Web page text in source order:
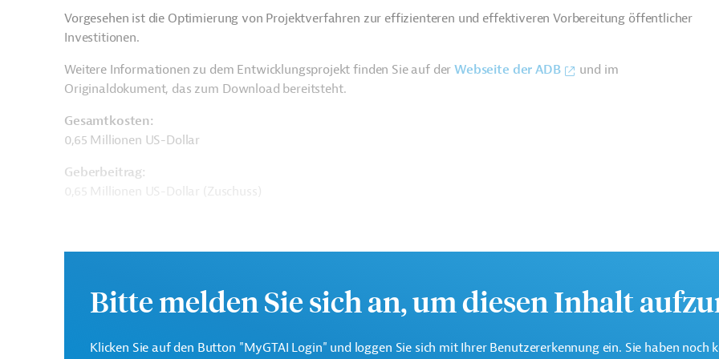
Vorgesehen ist die Optimierung von Projektverfahren zur effizienteren und effektiveren Vorbereitung öffentlicher
Investitionen.
Weitere Informationen zu dem Entwicklungsprojekt finden Sie auf derWebseite der ADB
und im
Originaldokument, das zum Download bereitsteht.
Gesamtkosten:
0,65 Millionen US-Dollar
Geberbeitrag:
0,65 Millionen US-Dollar (Zuschuss)
Kontaktadressen
Die ADB ist die wichtigste multilaterale Finanzierungsinstitution für Projekte in der
Bitte melden Sie sich an, um diesen Inhalt
Klicken Sie auf den Button "MyGTAI Login" und loggen Sie sich mit Ihrer Benutzererkennung ein. Sie haben noch